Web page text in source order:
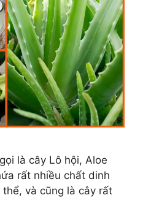
là cây Lô hội, Aloe
rất nhiều chất dinh
và cũng là cây rất